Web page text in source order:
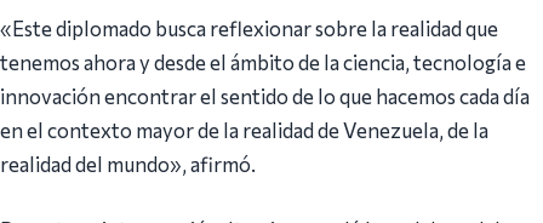
«Este diplomado busca reflexionar sobre la realidad que
tenemos ahora y desde el ámbito de la ciencia, tecnología e
innovación encontrar el sentido de lo que hacemos cada día
en el contexto mayor de la realidad de Venezuela, de la
realidad del mundo», afirmó.